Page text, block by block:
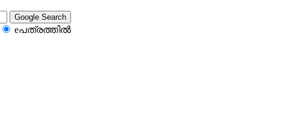
eപത്രത്തില്‍